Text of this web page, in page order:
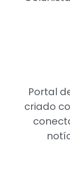
Portal
criado